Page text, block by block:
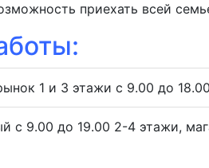
приехать всей
1 и 3 этажи с 9.00 до
с 9.00 до 19.00 2-4 этажи,